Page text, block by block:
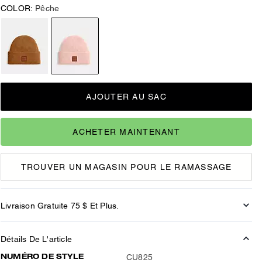
COLOR: Pêche
AJOUTER AU SAC
ACHETER MAINTENANT
TROUVER UN MAGASIN POUR LE RAMASSAGE
Livraison Gratuite 75 $ Et Plus.
Détails De L'article
NUMÉRO DE STYLE CU825